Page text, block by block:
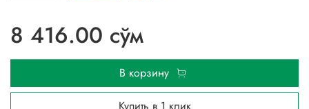
8 416.00 сўм
В корзину
Купить в 1 клик